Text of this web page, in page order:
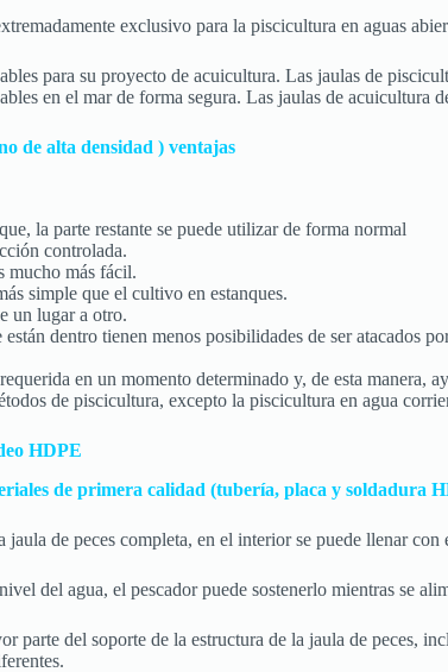
exclusivo para la piscicultura en aguas
para su proyecto de acuicultura. Las jaulas de
en el mar de forma segura. Las jaulas de acuicultura
de alta densidad ) ventajas
la parte restante se puede utilizar de forma normal
controlada.
mucho más fácil.
simple que el cultivo en estanques.
un lugar a otro.
dentro tienen menos posibilidades de ser atacados
en un momento determinado y, de esta manera,
de piscicultura, excepto la piscicultura en agua
HDPE
de primera calidad (tubería, placa y soldadura
jaula de peces completa, en el interior se puede llenar
del agua, el pescador puede sostenerlo mientras se
parte del soporte de la estructura de la jaula de